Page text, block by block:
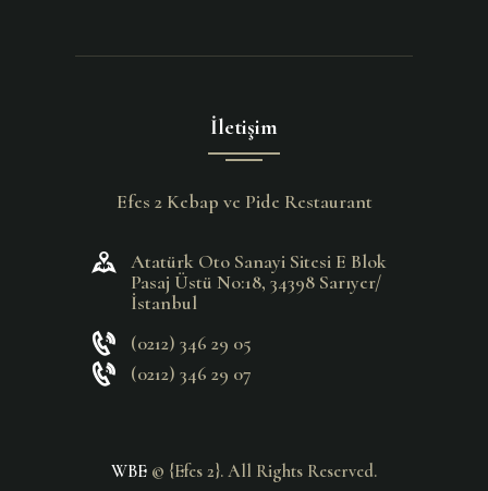
İletişim
Efes 2 Kebap ve Pide Restaurant
Atatürk Oto Sanayi Sitesi E Blok
Pasaj Üstü No:18, 34398 Sarıyer/
İstanbul
(0212) 346 29 05
(0212) 346 29 07
WBE © {Efes 2}. All Rights Reserved.